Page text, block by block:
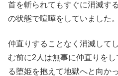
首を斬られてもすぐに消滅す
の状態で喧嘩をしていました。
仲直りすることなく消滅して
む前に2人は無事に仲直りを
る堕姫を抱えて地獄へと向か